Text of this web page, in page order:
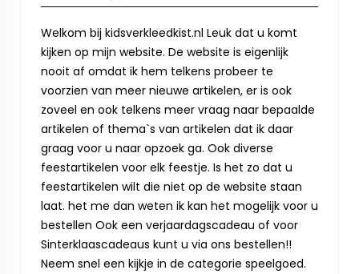
Welkom bij kidsverkleedkist.nl Leuk dat u komt
kijken op mijn website. De website is eigenlijk
nooit af omdat ik hem telkens probeer te
voorzien van meer nieuwe artikelen, er is ook
zoveel en ook telkens meer vraag naar bepaalde
artikelen of thema`s van artikelen dat ik daar
graag voor u naar opzoek ga. Ook diverse
feestartikelen voor elk feestje. Is het zo dat u
feestartikelen wilt die niet op de website staan
laat. het me dan weten ik kan het mogelijk voor u
bestellen Ook een verjaardagscadeau of voor
Sinterklaascadeaus kunt u via ons bestellen!!
Neem snel een kijkje in de categorie speelgoed.